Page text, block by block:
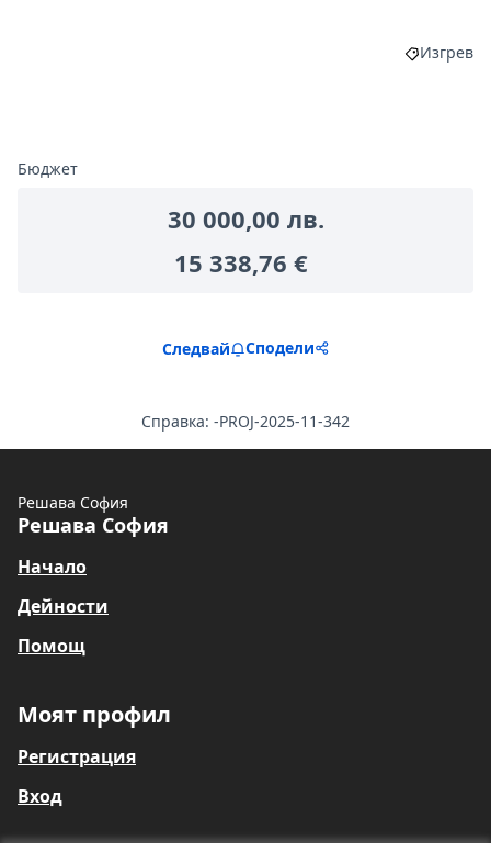
Изгрев
Бюджет
30 000,00 лв.
15 338,76 €
Следвай Сподели
Справка: -PROJ-2025-11-342
Решава София
Решава София
Начало
Дейности
Помощ
Моят профил
Регистрация
Вход